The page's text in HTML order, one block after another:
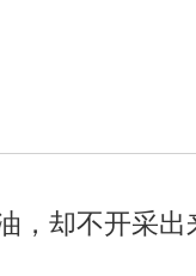
，却不开采出